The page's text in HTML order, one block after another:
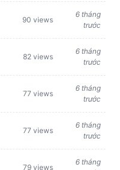
90 views
6 tháng
trước
82 views
6 tháng
trước
77 views
6 tháng
trước
77 views
6 tháng
trước
79 views
6 tháng